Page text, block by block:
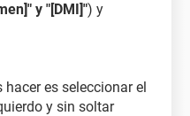
y "[DMI]") y
es seleccionar el
y sin soltar